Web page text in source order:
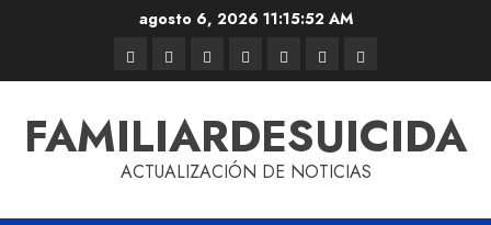
agosto 6, 2026 11:15:53 AM
FAMILIARDESUICIDA
ACTUALIZACIÓN DE NOTICIAS